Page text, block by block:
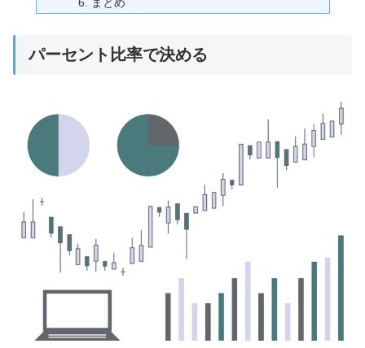
パーセント比率で決める